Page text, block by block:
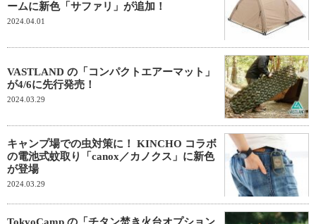
ームに新色「サファリ」が追加！
2024.04.01
VASTLAND の「コンパクトエアーマット」
が4/6に先行発売！
2024.03.29
キャンプ場での虫対策に！ KINCHO コラボ
の電池式蚊取り「canox／カノクス」に新色
が登場
2024.03.29